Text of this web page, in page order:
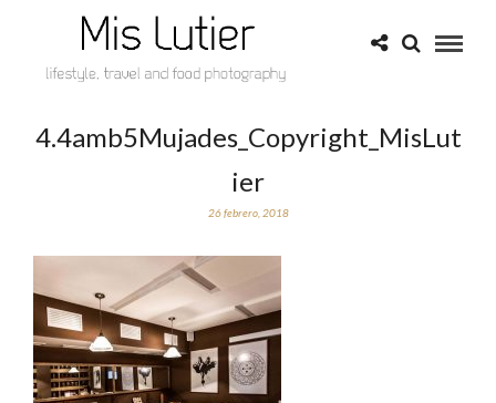
4.4amb5Mujades_Copyright_MisLut
ier
26 febrero, 2018